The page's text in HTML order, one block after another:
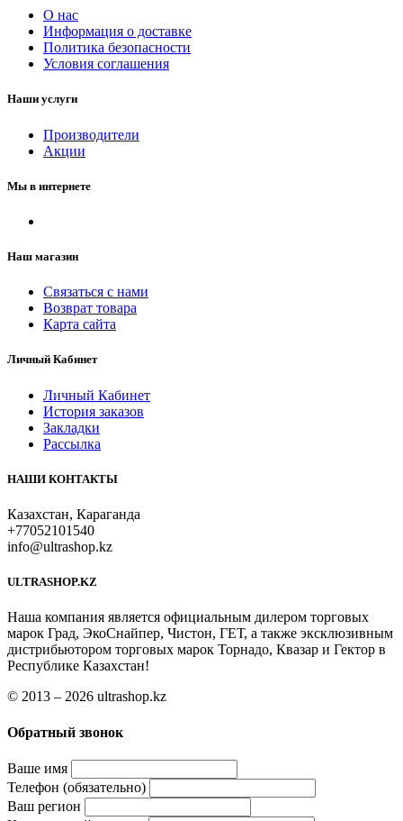
О нас
Информация о доставке
Политика безопасности
Условия соглашения
Наши услуги
Производители
Акции
Мы в интернете
Наш магазин
Связаться с нами
Возврат товара
Карта сайта
Личный Кабинет
Личный Кабинет
История заказов
Закладки
Рассылка
НАШИ КОНТАКТЫ
Казахстан, Караганда
+77052101540
info@ultrashop.kz
ULTRASHOP.KZ
Наша компания является официальным дилером торговых
марок Град, ЭкоСнайпер, Чистон, ГЕТ, а также эксклюзивным
дистрибьютором торговых марок Торнадо, Квазар и Гектор в
Республике Казахстан!
© 2013 – 2026 ultrashop.kz
Обратный звонок
Ваше имя
Телефон (обязательно)
Ваш регион